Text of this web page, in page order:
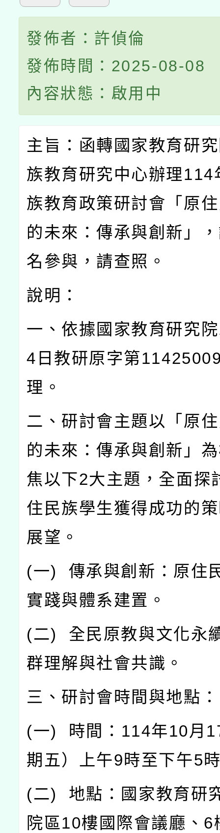
發佈者：許偵倫
發佈時間：2025-08-08
內容狀態：啟用中
主旨：函轉國家教育研
族教育研究中心辦理114
族教育政策研討會「原
的未來：傳承與創新」
名參與，請查照。
說明：
一、依據國家教育研究院
4 日教研原字第
理。
二、研討會主題以「原
的未來：傳承與創新」
焦以下2大主題，全面探
住民族學生獲得成功的
展望。
(一) 傳承與創新：原住
實踐與體系建置。
(二) 全民原教與文化永
群理解與社會共識。
三、研討會時間與地點：
(一) 時間： 114年10月
期五）上午9時至下午5
(二) 地點：國家教育研
院區10樓國際會議廳、 6